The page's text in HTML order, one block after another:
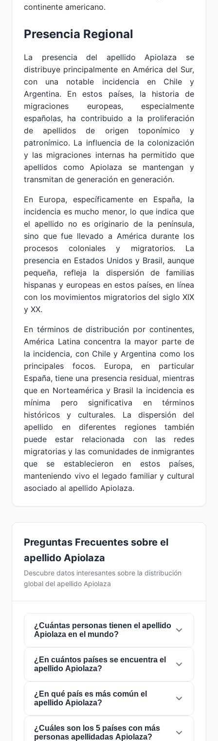
continente americano.
Presencia Regional
La presencia del apellido Apiolaza se
distribuye principalmente en América del Sur,
con una notable incidencia en Chile y
Argentina. En estos países, la historia de
migraciones europeas, especialmente
españolas, ha contribuido a la proliferación
de apellidos de origen toponímico y
patronímico. La influencia de la colonización
y las migraciones internas ha permitido que
apellidos como Apiolaza se mantengan y
transmitan de generación en generación.
En Europa, específicamente en España, la
incidencia es mucho menor, lo que indica que
el apellido no es originario de la península,
sino que fue llevado a América durante los
procesos coloniales y migratorios. La
presencia en Estados Unidos y Brasil, aunque
pequeña, refleja la dispersión de familias
hispanas y europeas en estos países, en línea
con los movimientos migratorios del siglo XIX
y XX.
En términos de distribución por continentes,
América Latina concentra la mayor parte de
la incidencia, con Chile y Argentina como los
principales focos. Europa, en particular
España, tiene una presencia residual, mientras
que en Norteamérica y Brasil la incidencia es
mínima pero significativa en términos
históricos y culturales. La dispersión del
apellido en diferentes regiones también
puede estar relacionada con las redes
migratorias y las comunidades de inmigrantes
que se establecieron en estos países,
manteniendo vivo el legado familiar y cultural
asociado al apellido Apiolaza.
Preguntas Frecuentes sobre el
apellido Apiolaza
Descubre datos interesantes sobre la distribución
global del apellido Apiolaza
¿Cuántas personas tienen el apellido
Apiolaza en el mundo?
Actualmente hay aproximadamente350
personascon el apellido
mundo. Esto significa que aproximadamente 1
de cada22,857,143 personasen el mundo
lleva este apellido. Se encuentra presente en
países, lo que refleja su distribución global.
¿En cuántos países se encuentra el
apellido Apiolaza?
El apellidoApiolazaestá presente en
de todo el mundo. Esto lo clasifica como un
apellido de alcancelocal. Su presencia en
múltiples países indica patrones históricos de
migración y dispersión familiar a lo largo de los
¿En qué país es más común el
apellido Apiolaza?
El apellidoApiolazaes más común enChile
¿Cuáles son los 5 países con más
personas apellidadas Apiolaza?